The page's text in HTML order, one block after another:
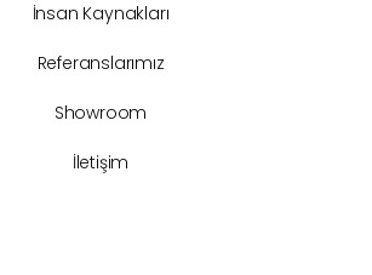
İnsan Kaynakları
Referanslarımız
Showroom
İletişim